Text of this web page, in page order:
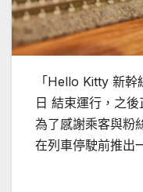
「Hello Kitty 新
日 結束運行，之後
為了感謝乘客與粉
在列車停駛前推出